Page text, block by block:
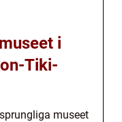
i
Tiki-
museet